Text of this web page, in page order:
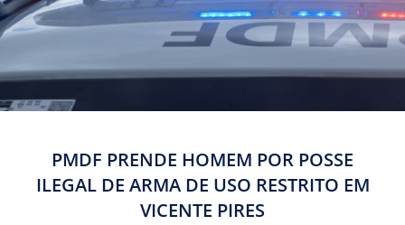
PMDF PRENDE HOMEM POR POSSE
ILEGAL DE ARMA DE USO RESTRITO EM
VICENTE PIRES